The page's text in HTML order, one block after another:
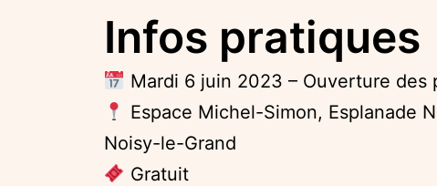
Infos pratiques
Mardi 6 juin 2023 – Ouverture des
Espace Michel-Simon, Esplanade
Noisy-le-Grand
Gratuit